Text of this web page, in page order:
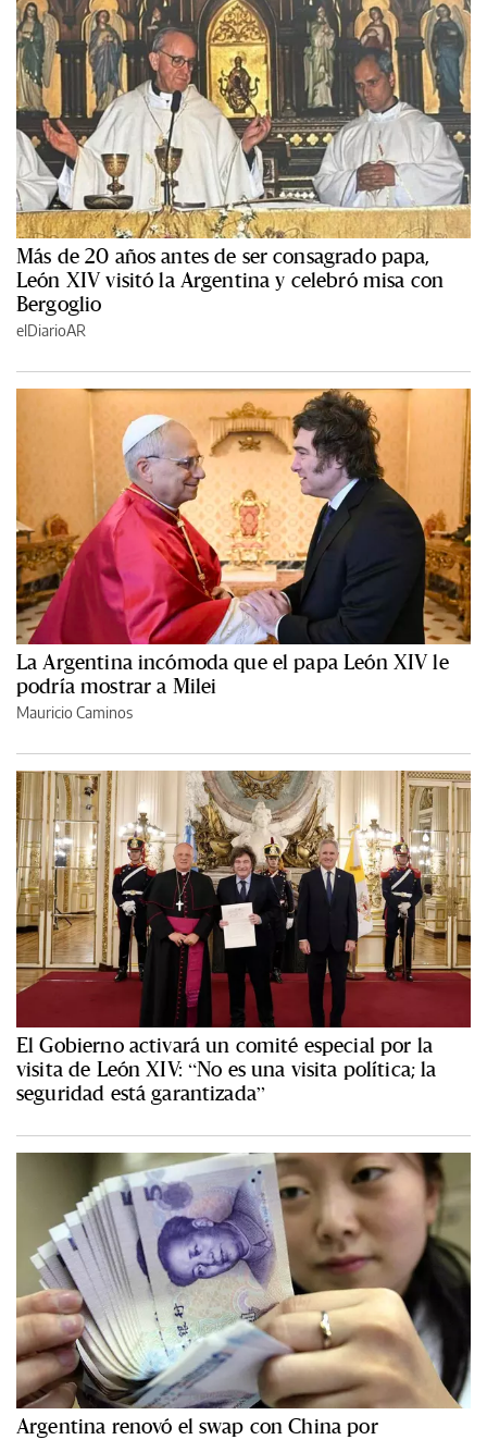
Más de 20 años antes de ser consagrado papa,
León XIV visitó la Argentina y celebró misa con
Bergoglio
elDiarioAR
La Argentina incómoda que el papa León XIV le
podría mostrar a Milei
Mauricio Caminos
El Gobierno activará un comité especial por la
visita de León XIV: “No es una visita política; la
seguridad está garantizada”
Argentina renovó el swap con China por